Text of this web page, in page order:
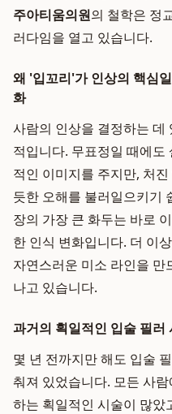
주아티움의원의 철학은 정
러다임을 열고 있습니다.
왜 '입꼬리'가 인상의 핵심
화
사람의 인상을 결정하는 데
적입니다. 무표정일 때에도
적인 이미지를 주지만, 처
듯한 오해를 불러일으키기
장의 가장 큰 화두는 바로
한 인식 변화입니다. 더 이
자연스러운 미소 라인을 만
나고 있습니다.
과거의 획일적인 입술 필러
몇 년 전까지만 해도 입술
춰져 있었습니다. 모든 사
하는 획일적인 시술이 많았